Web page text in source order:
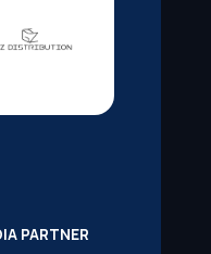
PARTNER